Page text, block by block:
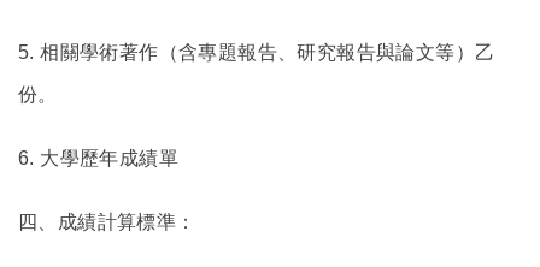
5.相關學術著作（含專題報告、研究報告與論文等）乙
份。
6. 大學歷年成績單
四、成績計算標準：